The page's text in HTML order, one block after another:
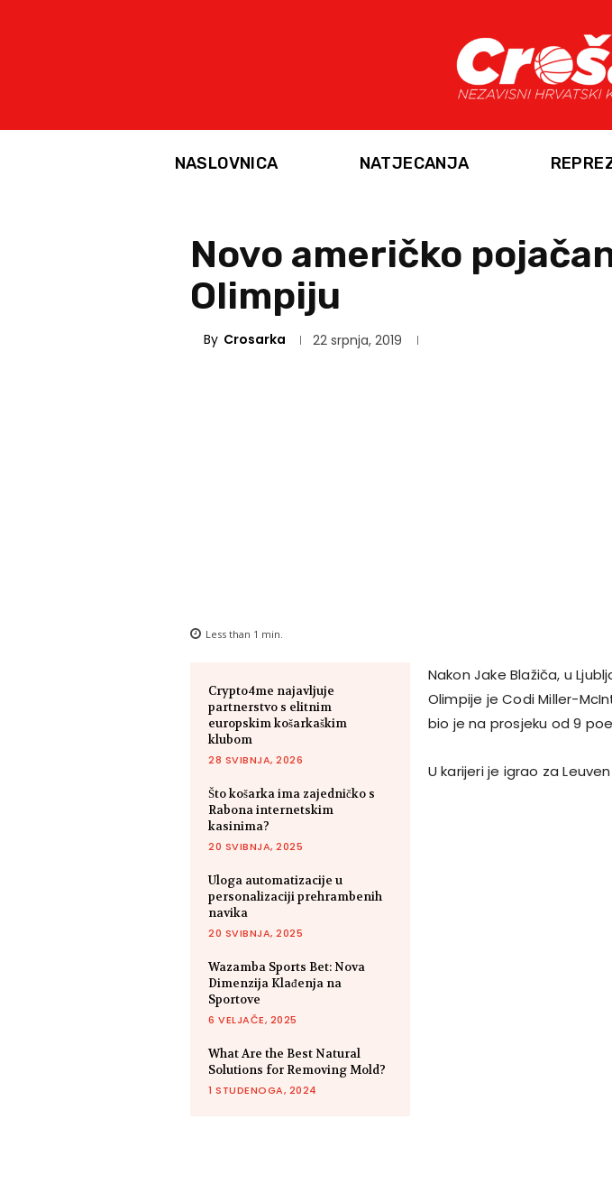
NASLOVNICA NATJECANJA
Novo američko
Olimpiju
By Crosarka 22 srpnja, 2019
Less than 1 min.
Crypto4me najavljuje
partnerstvo s elitnim
europskim košarkaškim
klubom
28 SVIBNJA, 2026
Što košarka ima zajedničko s
Rabona internetskim
kasinima?
20 SVIBNJA, 2025
Uloga automatizacije u
personalizaciji prehrambenih
navika
20 SVIBNJA, 2025
Wazamba Sports Bet: Nova
Dimenzija Klađenja na
Sportove
6 VELJAČE, 2025
What Are the Best Natural
Solutions for Removing Mold?
1 STUDENOGA, 2024
Nakon Jake Blažiča, u
Olimpije jeCodi Miller-
bio je na prosjeku od 9
U karijeri je igrao za